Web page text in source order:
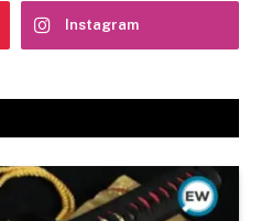
Instagram